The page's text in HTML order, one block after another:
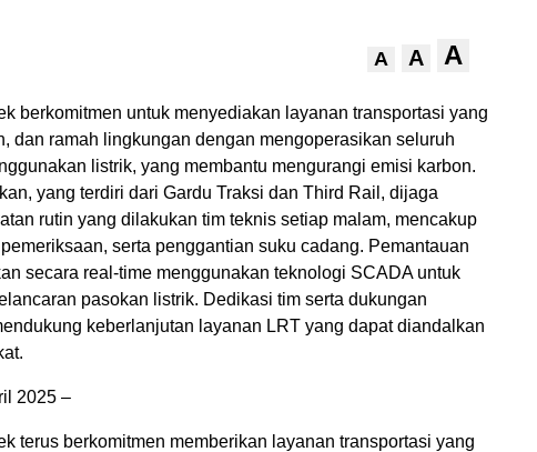
A A A
berkomitmen untuk menyediakan layanan transportasi yang
dan ramah lingkungan dengan mengoperasikan seluruh
listrik, yang membantu mengurangi emisi karbon.
yang terdiri dari Gardu Traksi dan Third Rail, dijaga
rutin yang dilakukan tim teknis setiap malam, mencakup
serta penggantian suku cadang. Pemantauan
secara real-time menggunakan teknologi SCADA untuk
pasokan listrik. Dedikasi tim serta dukungan
keberlanjutan layanan LRT yang dapat diandalkan
2025 –
terus berkomitmen memberikan layanan transportasi yang